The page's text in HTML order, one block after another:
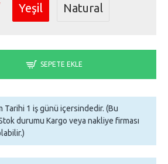
SEPETE EKLE
Yeşil Natural
Tarihi 1 iş günü içersindedir. (Bu
durumu Kargo veya nakliye firması